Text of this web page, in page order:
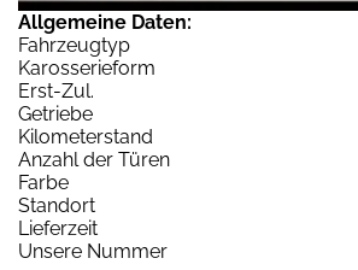
Allgemeine Daten:
Fahrzeugtyp
Karosserieform
Erst-Zul.
Getriebe
Kilometerstand
Anzahl der Türen
Farbe
Standort
Lieferzeit
Unsere Nummer